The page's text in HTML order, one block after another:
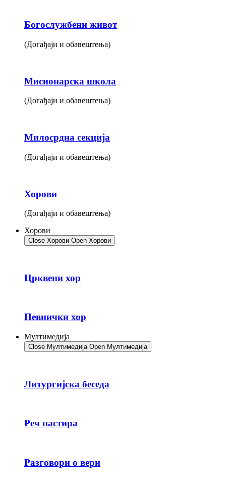
Богослужбени живот
(Догађаји и обавештења)
Мисионарска школа
(Догађаји и обавештења)
Милосрдна секција
(Догађаји и обавештења)
Хорови
(Догађаји и обавештења)
Хорови
Close Хорови Open Хорови
Црквени хор
Певнички хор
Мултимедија
Close Мултимедија Open Мултимедија
Литургијска беседа
Реч пастира
Разговори о вери